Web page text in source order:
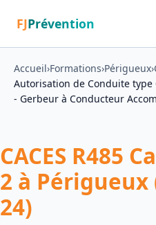
FJPrévention
Accueil›Formations›Périgueux›
Autorisation de Conduite type
- Gerbeur à Conducteur
CACES R485
2 à Périgueux
24)